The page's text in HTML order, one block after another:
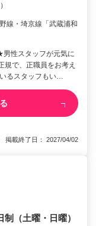
線・埼京線「武蔵浦和
性スタッフが元気に
で、正職員をお考え
るスタッフもい…
載終了日： 2027/04/02
（土曜・日曜）